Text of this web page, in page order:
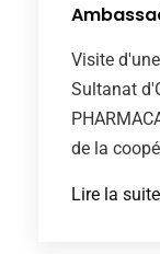
Visite
Sultanat
de la
Lire la suite